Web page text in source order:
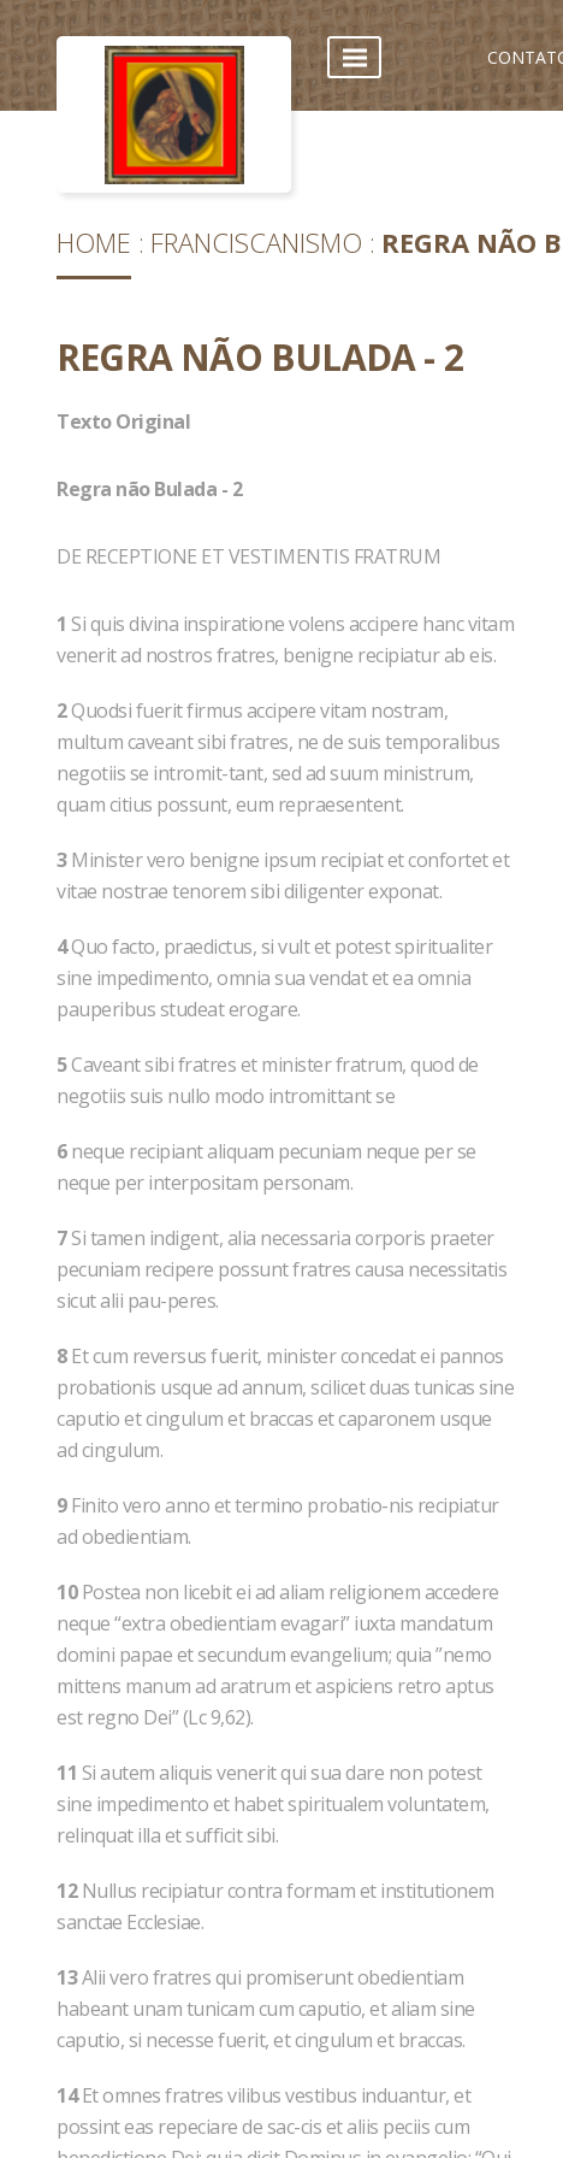
HOME FRANCISCANISMO REGRA NÃO
REGRA NÃO BULADA - 2
Texto Original
Regra não Bulada - 2
DE RECEPTIONE ET VESTIMENTIS FRATRUM
1 Si quis divina inspiratione volens accipere hanc vitam
venerit ad nostros fratres, benigne recipiatur ab eis.
2Quodsi fuerit firmus accipere vitam nostram,
multum caveant sibi fratres, ne de suis temporalibus
negotiis se intromit-tant, sed ad suum ministrum,
quam citius possunt, eum repraesentent.
3Minister vero benigne ipsum recipiat et confortet et
vitae nostrae tenorem sibi diligenter exponat.
4Quo facto, praedictus, si vult et potest spiritualiter
sine impedimento, omnia sua vendat et ea omnia
pauperibus studeat erogare.
5Caveant sibi fratres et minister fratrum, quod de
negotiis suis nullo modo intromittant se
6neque recipiant aliquam pecuniam neque per se
neque per interpositam personam.
7Si tamen indigent, alia necessaria corporis praeter
pecuniam recipere possunt fratres causa necessitatis
sicut alii pau-peres.
8Et cum reversus fuerit, minister concedat ei pannos
probationis usque ad annum, scilicet duas tunicas sine
caputio et cingulum et braccas et caparonem usque
ad cingulum.
9Finito vero anno et termino probatio-nis recipiatur
ad obedientiam.
10Postea non licebit ei ad aliam religionem accedere
neque “extra obedientiam evagari” iuxta mandatum
domini papae et secundum evangelium; quia ”nemo
mittens manum ad aratrum et aspiciens retro aptus
est regno Dei” (Lc 9,62).
11 Si autem aliquis venerit qui sua dare non potest
sine impedimento et habet spiritualem voluntatem,
relinquat illa et sufficit sibi.
12Nullus recipiatur contra formam et institutionem
sanctae Ecclesiae.
13Alii vero fratres qui promiserunt obedientiam
habeant unam tunicam cum caputio, et aliam sine
caputio, si necesse fuerit, et cingulum et braccas.
14Et omnes fratres vilibus vestibus induantur, et
possint eas repeciare de sac-cis et aliis peciis cum